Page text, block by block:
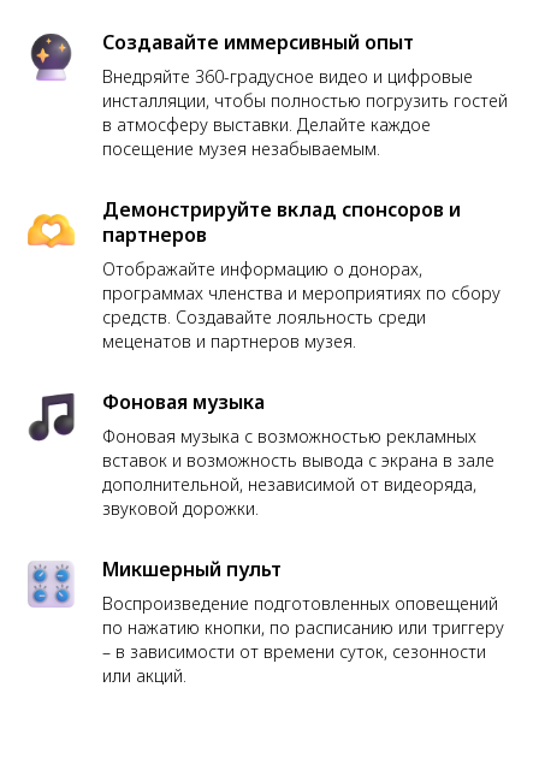
Создавайте иммерсивный опыт
Внедряйте 360-градусное видео и цифровые
инсталляции, чтобы полностью погрузить гостей
в атмосферу выставки. Делайте каждое
посещение музея незабываемым.
Демонстрируйте вклад спонсоров и
партнеров
Отображайте информацию о донорах,
программах членства и мероприятиях по сбору
средств. Создавайте лояльность среди
меценатов и партнеров музея.
Фоновая музыка
Фоновая музыка с возможностью рекламных
вставок и возможность вывода с экрана в зале
дополнительной, независимой от видеоряда,
звуковой дорожки.
Микшерный пульт
Воспроизведение подготовленных оповещений
по нажатию кнопки, по расписанию или триггеру
– в зависимости от времени суток, сезонности
или акций.